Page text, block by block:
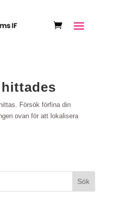
Försök förfina din
ovan för att lokalisera